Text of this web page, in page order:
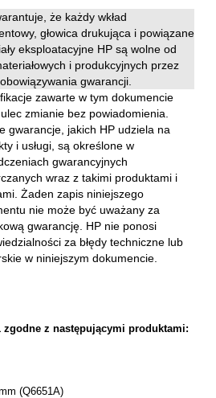
że każdy wkład
głowica drukująca i powiązane
eksploatacyjne HP są wolne od
i produkcyjnych przez
gwarancji.
zawarte w tym dokumencie
zmianie bez powiadomienia.
gwarancje, jakich HP udziela na
i usługi, są określone w
gwarancyjnych
wraz z takimi produktami i
Żaden zapis niniejszego
nie może być uważany za
gwarancję. HP nie ponosi
za błędy techniczne lub
w niniejszym dokumencie.
zgodne z następującymi produktami:
(Q6651A)